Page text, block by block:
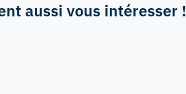
aussi vous intéresser !